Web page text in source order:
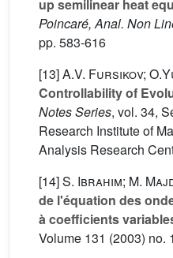
up semilinear heat
Poincaré, Anal. Non
pp. 583-616
[13]A.V. Fursikov;
Controllability of
Notes Series, vol. 34,
Research Institute of
Analysis Research
[14]S. Ibrahim; M.
de l'équation des
à coefficients
Volume 131 (2003) no.